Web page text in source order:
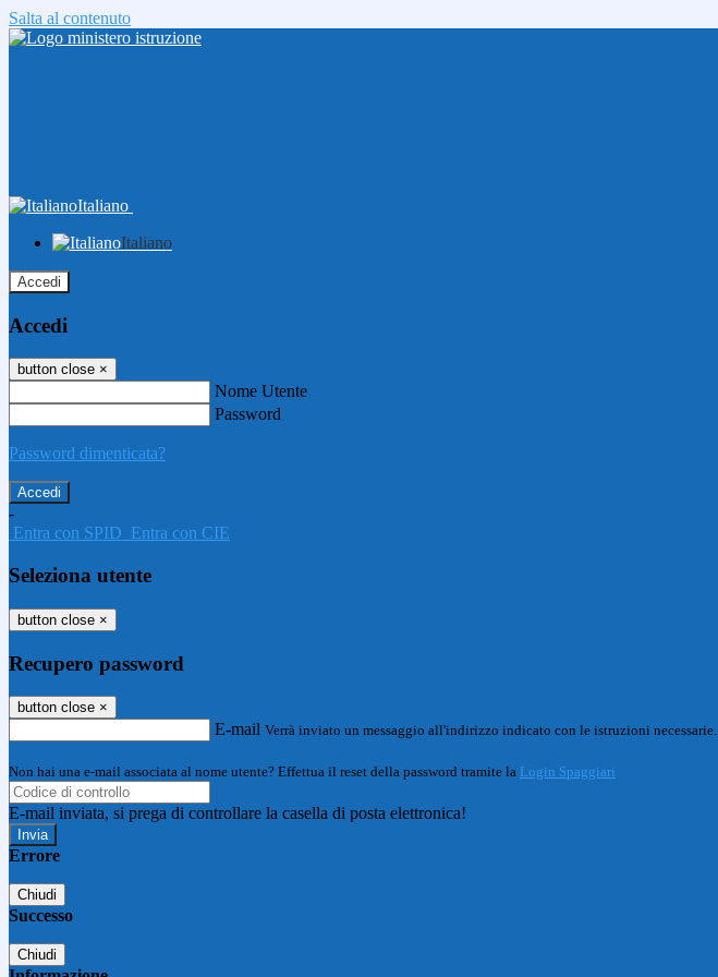
Salta al contenuto
Italiano
Italiano
Accedi
Accedi
button close ×
Nome Utente
Password
Password dimenticata?
-
Entra con SPID Entra con CIE
Seleziona utente
button close ×
Recupero password
button close ×
E-mail Verrà inviato un messaggio all'indirizzo indicato con le istruzioni necessarie.
Non hai una e-mail associata al nome utente? Effettua il reset della password tramite la Login Spaggiari
E-mail inviata, si prega di controllare la casella di posta elettronica!
Errore
Chiudi
Successo
Chiudi